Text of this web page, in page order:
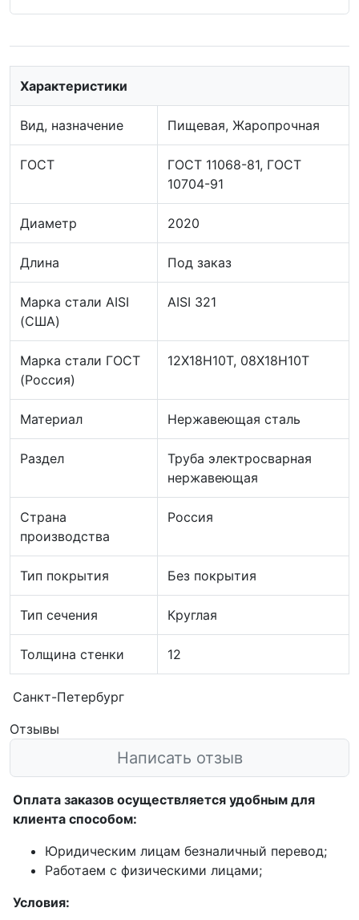
Характеристики
Вид, назначение Пищевая, Жаропрочная
ГОСТ
ГОСТ 11068-81, ГОСТ
10704-91
Диаметр 2020
Длина Под заказ
Марка стали AISI
(США)
AISI 321
Марка стали ГОСТ
(Россия)
12Х18Н10Т, 08Х18Н10Т
Материал Нержавеющая сталь
Раздел
Труба электросварная
нержавеющая
Страна
производства
Россия
Тип покрытия Без покрытия
Тип сечения Круглая
Толщина стенки 12
Санкт-Петербург
Отзывы
Написать отзыв
Оплата заказов осуществляется удобным для
клиента способом:
Юридическим лицам безналичный перевод;
Работаем с физическими лицами;
Условия: